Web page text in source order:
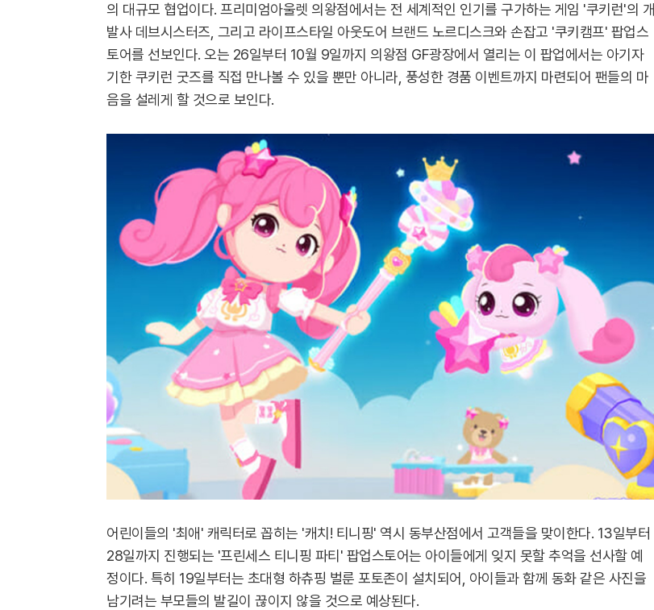
의 대규모 협업이다. 프리미엄아울렛 의왕점에서는 전 세계적인 인기를 구가하는 게임 '쿠키런'의 개
발사 데브시스터즈, 그리고 라이프스타일 아웃도어 브랜드 노르디스크와 손잡고 '쿠키캠프' 팝업스
토어를 선보인다. 오는 26일부터 10월 9일까지 의왕점 GF광장에서 열리는 이 팝업에서는 아기자
기한 쿠키런 굿즈를 직접 만나볼 수 있을 뿐만 아니라, 풍성한 경품 이벤트까지 마련되어 팬들의 마
음을 설레게 할 것으로 보인다.
어린이들의 '최애' 캐릭터로 꼽히는 '캐치! 티니핑' 역시 동부산점에서 고객들을 맞이한다. 13일부터
28일까지 진행되는 '프린세스 티니핑 파티' 팝업스토어는 아이들에게 잊지 못할 추억을 선사할 예
정이다. 특히 19일부터는 초대형 하츄핑 벌룬 포토존이 설치되어, 아이들과 함께 동화 같은 사진을
남기려는 부모들의 발길이 끊이지 않을 것으로 예상된다.